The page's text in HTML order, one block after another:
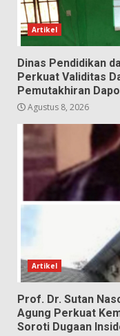
Artikel
Dinas Pendidikan
Perkuat Validitas
Pemutakhiran
Agustus 8, 2026
Artikel
Prof. Dr. Sutan
Agung Perkuat
Soroti Dugaan